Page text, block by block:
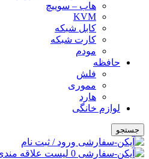
هاب – سوییچ
KVM
کابل شبکه
کارت شبکه
مودم
حافظه
فلش
مموری
هارد
لوازم خانگی
جستجو
ورود / ثبت نام
0 لیست علاقه